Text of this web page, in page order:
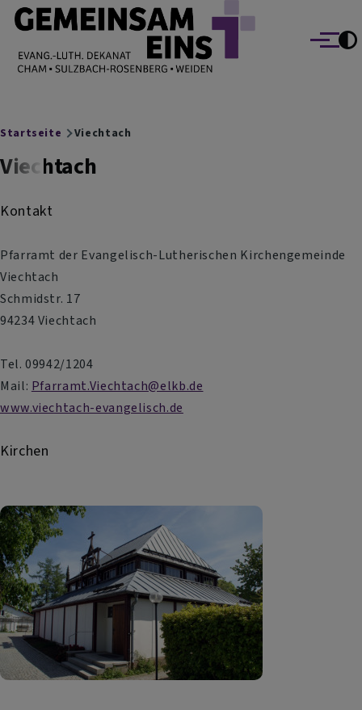
Direkt zum Inhalt
EVANG.-LUTH. DEKANAT GEMEINSAM EINS
Cham Sulzbach-Rosenberg Weiden
Menü
Breadcrumb
Startseite Viechtach
Viechtach
Kontakt
Pfarramt der Evangelisch-Lutherischen Kirchengemeinde
Viechtach
Schmidstr. 17
94234 Viechtach
Tel. 09942/1204
Mail: Pfarramt.Viechtach@elkb.de
www.viechtach-evangelisch.de
Kirchen